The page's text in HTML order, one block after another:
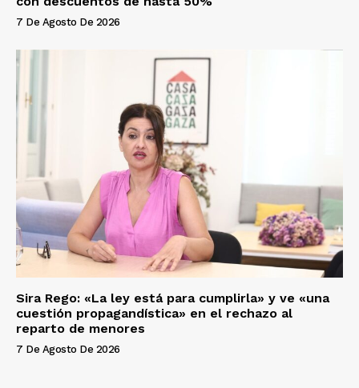
7 De Agosto De 2026
Sira Rego: «La ley está para cumplirla» y ve «una
cuestión propagandística» en el rechazo al
reparto de menores
7 De Agosto De 2026